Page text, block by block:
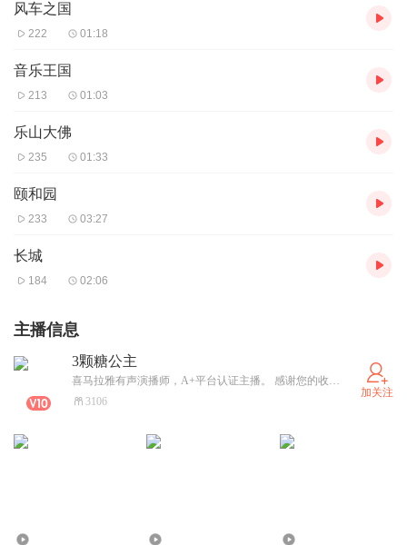
风车之国
222 01:18
音乐王国
213 01:03
乐山大佛
235 01:33
颐和园
233 03:27
长城
184 02:06
主播信息
3颗糖公主
喜马拉雅有声演播师，A+平台认证主播。 感谢您的收听！ 感恩支持和鼓励！欢迎订阅，评论，留言，点赞！
3106
加关注